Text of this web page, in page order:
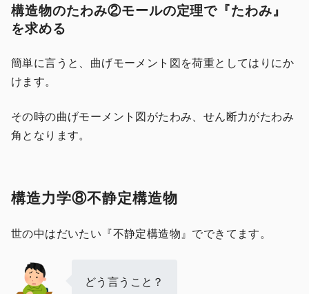
構造物のたわみ②モールの定理で『たわみ』
を求める
簡単に言うと、曲げモーメント図を荷重としてはりにか
けます。
その時の曲げモーメント図がたわみ、せん断力がたわみ
角となります。
構造力学⑧不静定構造物
世の中はだいたい『不静定構造物』でできてます。
どう言うこと？